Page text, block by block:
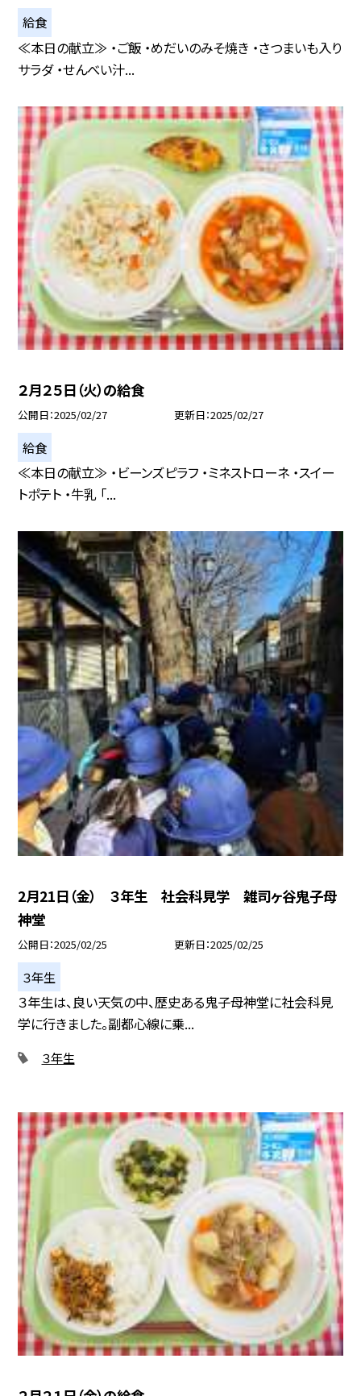
給食
≪本日の献立≫ ・ご飯 ・めだいのみそ焼き ・さつまいも入り
サラダ ・せんべい汁...
２月２５日（火）の給食
公開日 2025/02/27 更新日 2025/02/27
給食
≪本日の献立≫ ・ビーンズピラフ ・ミネストローネ ・スイー
トポテト ・牛乳 「...
2月21日（金） ３年生 社会科見学 雑司ヶ谷鬼子母
神堂
公開日 2025/02/25 更新日 2025/02/25
３年生
３年生は、良い天気の中、歴史ある鬼子母神堂に社会科見
学に行きました。副都心線に乗...
３年生